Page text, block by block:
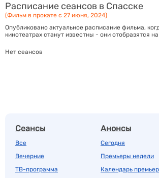
Расписание сеансов в Спасске
(Фильм в прокате с 27 июня, 2024)
Опубликовано актуальное расписание фильма,
кинотеатрах станут известны - они отобразятся
Нет сеансов
Сеансы
Все
Вечерние
ТВ-программа
Анонсы
Сегодня
Премьеры недели
Календарь премьер